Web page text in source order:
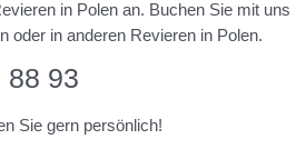
in Polen an. Buchen Sie mit uns
oder in anderen Revieren in Polen.
88 93
Sie gern persönlich!